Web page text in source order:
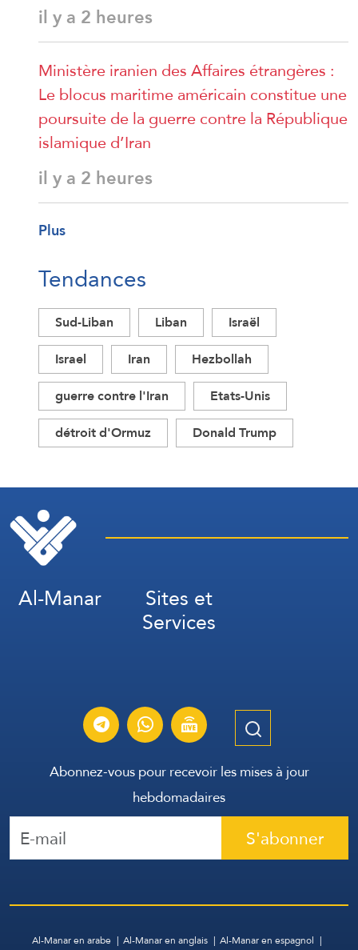
il y a 2 heures
Ministère iranien des Affaires étrangères :
Le blocus maritime américain constitue une
poursuite de la guerre contre la République
islamique d’Iran
il y a 2 heures
Plus
Tendances
Sud-Liban Liban
Israël
Israel
Iran
Hezbollah
guerre contre l'Iran
Etats-Unis
détroit d'Ormuz
Donald Trump
Al-Manar Sites et
Services
Abonnez-vous pour recevoir les mises à jour
hebdomadaires
S'abonner
Al-Manar en arabe Al-Manar en anglais Al-Manar en espagnol